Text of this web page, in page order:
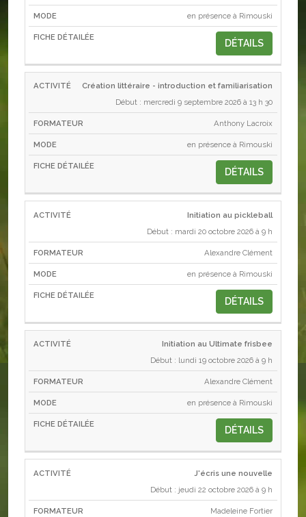
en présence à Rimouski
DÉTAILS
Création littéraire - introduction et familiarisation
Début : mercredi 9 septembre 2026 à 13 h 30
Anthony Lacroix
en présence à Rimouski
DÉTAILS
Initiation au pickleball
Début : mardi 20 octobre 2026 à 9 h
Alexandre Clément
en présence à Rimouski
DÉTAILS
Initiation au Ultimate frisbee
Début : lundi 19 octobre 2026 à 9 h
Alexandre Clément
en présence à Rimouski
DÉTAILS
J'écris une nouvelle
Début : jeudi 22 octobre 2026 à 9 h
Madeleine Fortier